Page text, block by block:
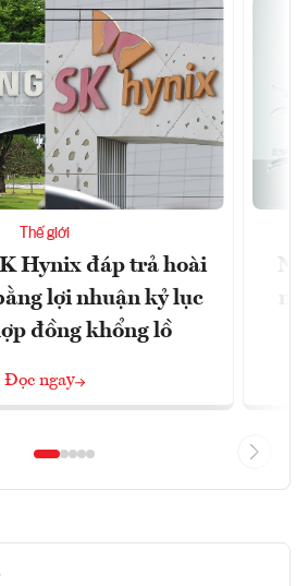
Thế giới
Hynix đáp trả hoài
lợi nhuận kỷ lục
đồng khổng lồ
Đọc ngay